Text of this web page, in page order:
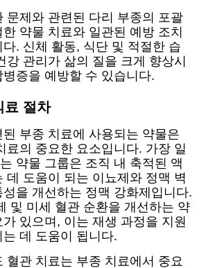
문제와 관련된 다리 부종의 포괄
약물 치료와 일관된 예방 조치
. 신체 활동, 식단 및 적절한 습
강 관리가 삶의 질을 크게 향상시
증을 예방할 수 있습니다.
료 절차
부종 치료에 사용되는 약물은
료의 중요한 요소입니다. 가장 일
약물 그룹은 조직 내 축적된 액
데 도움이 되는 이뇨제와 정맥 벽
을 개선하는 정맥 강화제입니다.
및 미세 혈관 순환을 개선하는 약
있으며, 이는 재생 과정을 지원
데 도움이 됩니다.
혈관 치료는 부종 치료에서 중요